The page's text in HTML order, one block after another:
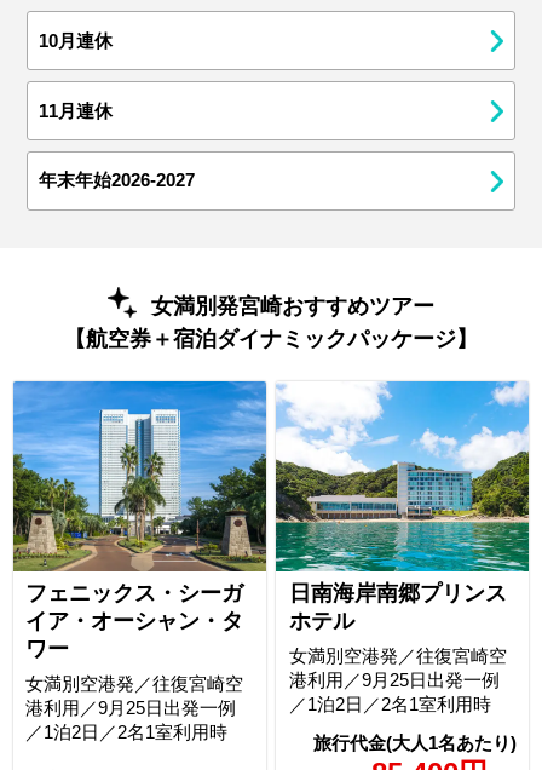
10月連休
11月連休
年末年始2026-2027
女満別発宮崎おすすめツアー
【航空券＋宿泊ダイナミックパッケージ】
フェニックス・シーガ
イア・オーシャン・タ
ワー
女満別空港発／往復宮崎空
港利用／9月25日出発一例
／1泊2日／2名1室利用時
日南海岸南郷プリンス
ホテル
女満別空港発／往復宮崎空
港利用／9月25日出発一例
／1泊2日／2名1室利用時